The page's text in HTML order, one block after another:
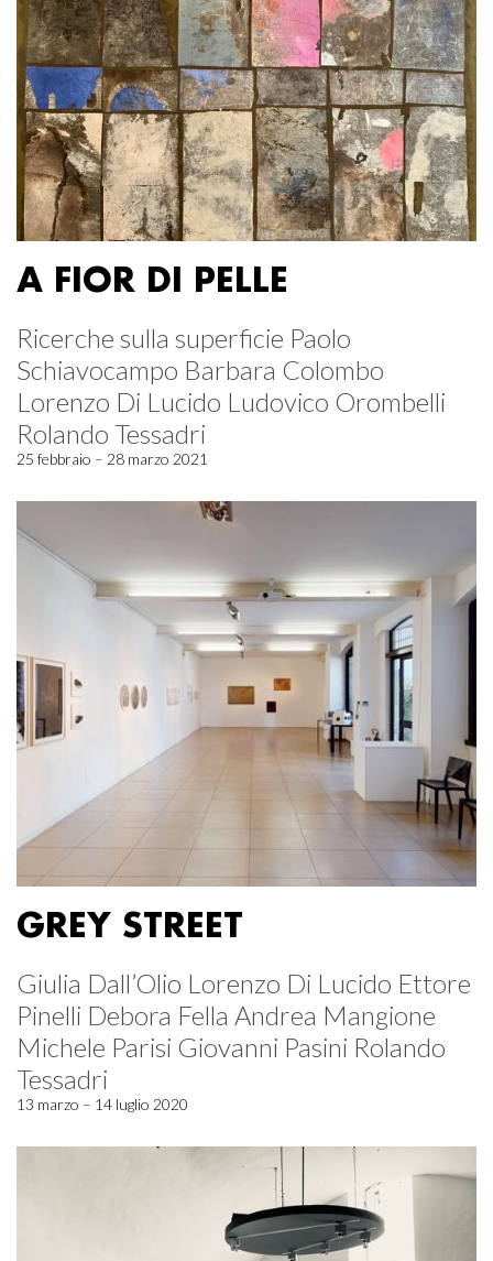
A FIOR DI PELLE
Ricerche sulla superficie Paolo
Schiavocampo Barbara Colombo
Lorenzo Di Lucido Ludovico Orombelli
Rolando Tessadri
25 febbraio – 28 marzo 2021
GREY STREET
Giulia Dall’Olio Lorenzo Di Lucido Ettore
Pinelli Debora Fella Andrea Mangione
Michele Parisi Giovanni Pasini Rolando
Tessadri
13 marzo – 14 luglio 2020